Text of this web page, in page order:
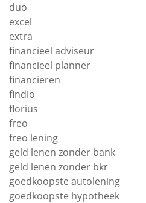
duo
excel
extra
financieel adviseur
financieel planner
financieren
findio
florius
freo
freo lening
geld lenen zonder bank
geld lenen zonder bkr
goedkoopste autolening
goedkoopste hypotheek